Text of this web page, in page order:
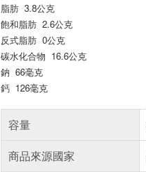
脂肪 3.8公克
飽和脂肪 2.6公克
反式脂肪 0公克
碳水化合物 16.6公克
鈉 66毫克
鈣 126毫克
容量
商品來源國家